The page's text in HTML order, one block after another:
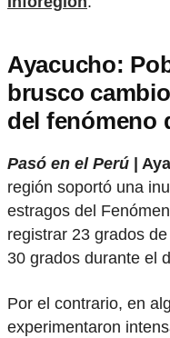
Ayacucho:
brusco
del fenómeno
Pasó en el Perú |
región soportó una
estragos del
registrar 23 grados
30 grados durante el
Por el contrario, en
experimentaron